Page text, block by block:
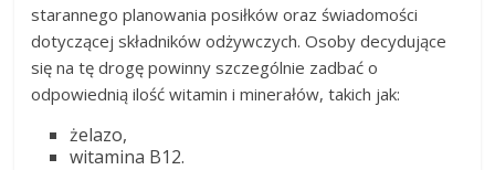
starannego planowania posiłków oraz świadomości
dotyczącej składników odżywczych. Osoby decydujące
się na tę drogę powinny szczególnie zadbać o
odpowiednią ilość witamin i minerałów, takich jak:
żelazo,
witamina B12.